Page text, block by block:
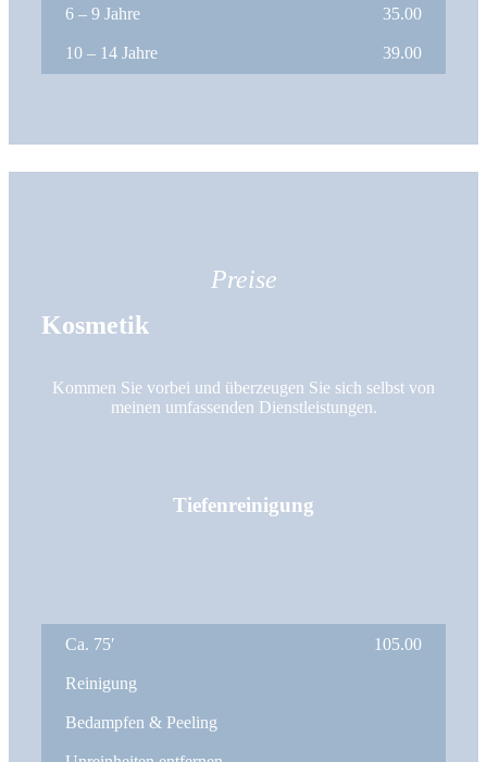
6 – 9 Jahre 35.00
10 – 14 Jahre 39.00
Preise
Kosmetik
Kommen Sie vorbei und überzeugen Sie sich selbst von
meinen umfassenden Dienstleistungen.
Tiefenreinigung
Ca. 75′ 105.00
Reinigung
Bedampfen & Peeling